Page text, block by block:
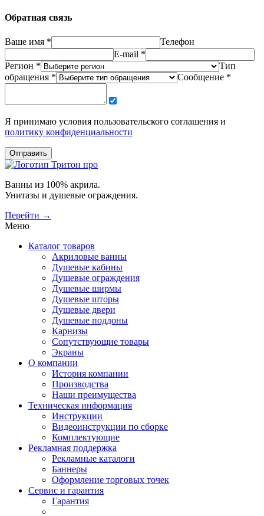
Обратная связь
Ваше имя *
Телефон
E-mail *
Регион *
Тип
обращения *
Сообщение *
Я принимаю условия пользовательского соглашения и
политику конфиденциальности
Отправить
Ванны из 100% акрила.
Унитазы и душевые ограждения.
Перейти →
Меню
Каталог товаров
Акриловые ванны
Душевые кабины
Душевые ограждения
Душевые ширмы
Душевые шторы
Душевые двери
Душевые поддоны
Карнизы
Сопутствующие товары
Экраны
О компании
История компании
Производства
Наши преимущества
Техническая информация
Инструкции
Видеоинструкции по сборке
Комплектующие
Рекламная поддержка
Рекламные каталоги
Баннеры
Оформление торговых точек
Сервис и гарантия
Гарантия